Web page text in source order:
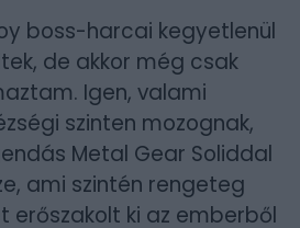
boss-harcai kegyetlenül
de akkor még csak
Igen, valami
szinten mozognak,
Metal Gear Soliddal
ami szintén rengeteg
erőszakolt ki az emberből